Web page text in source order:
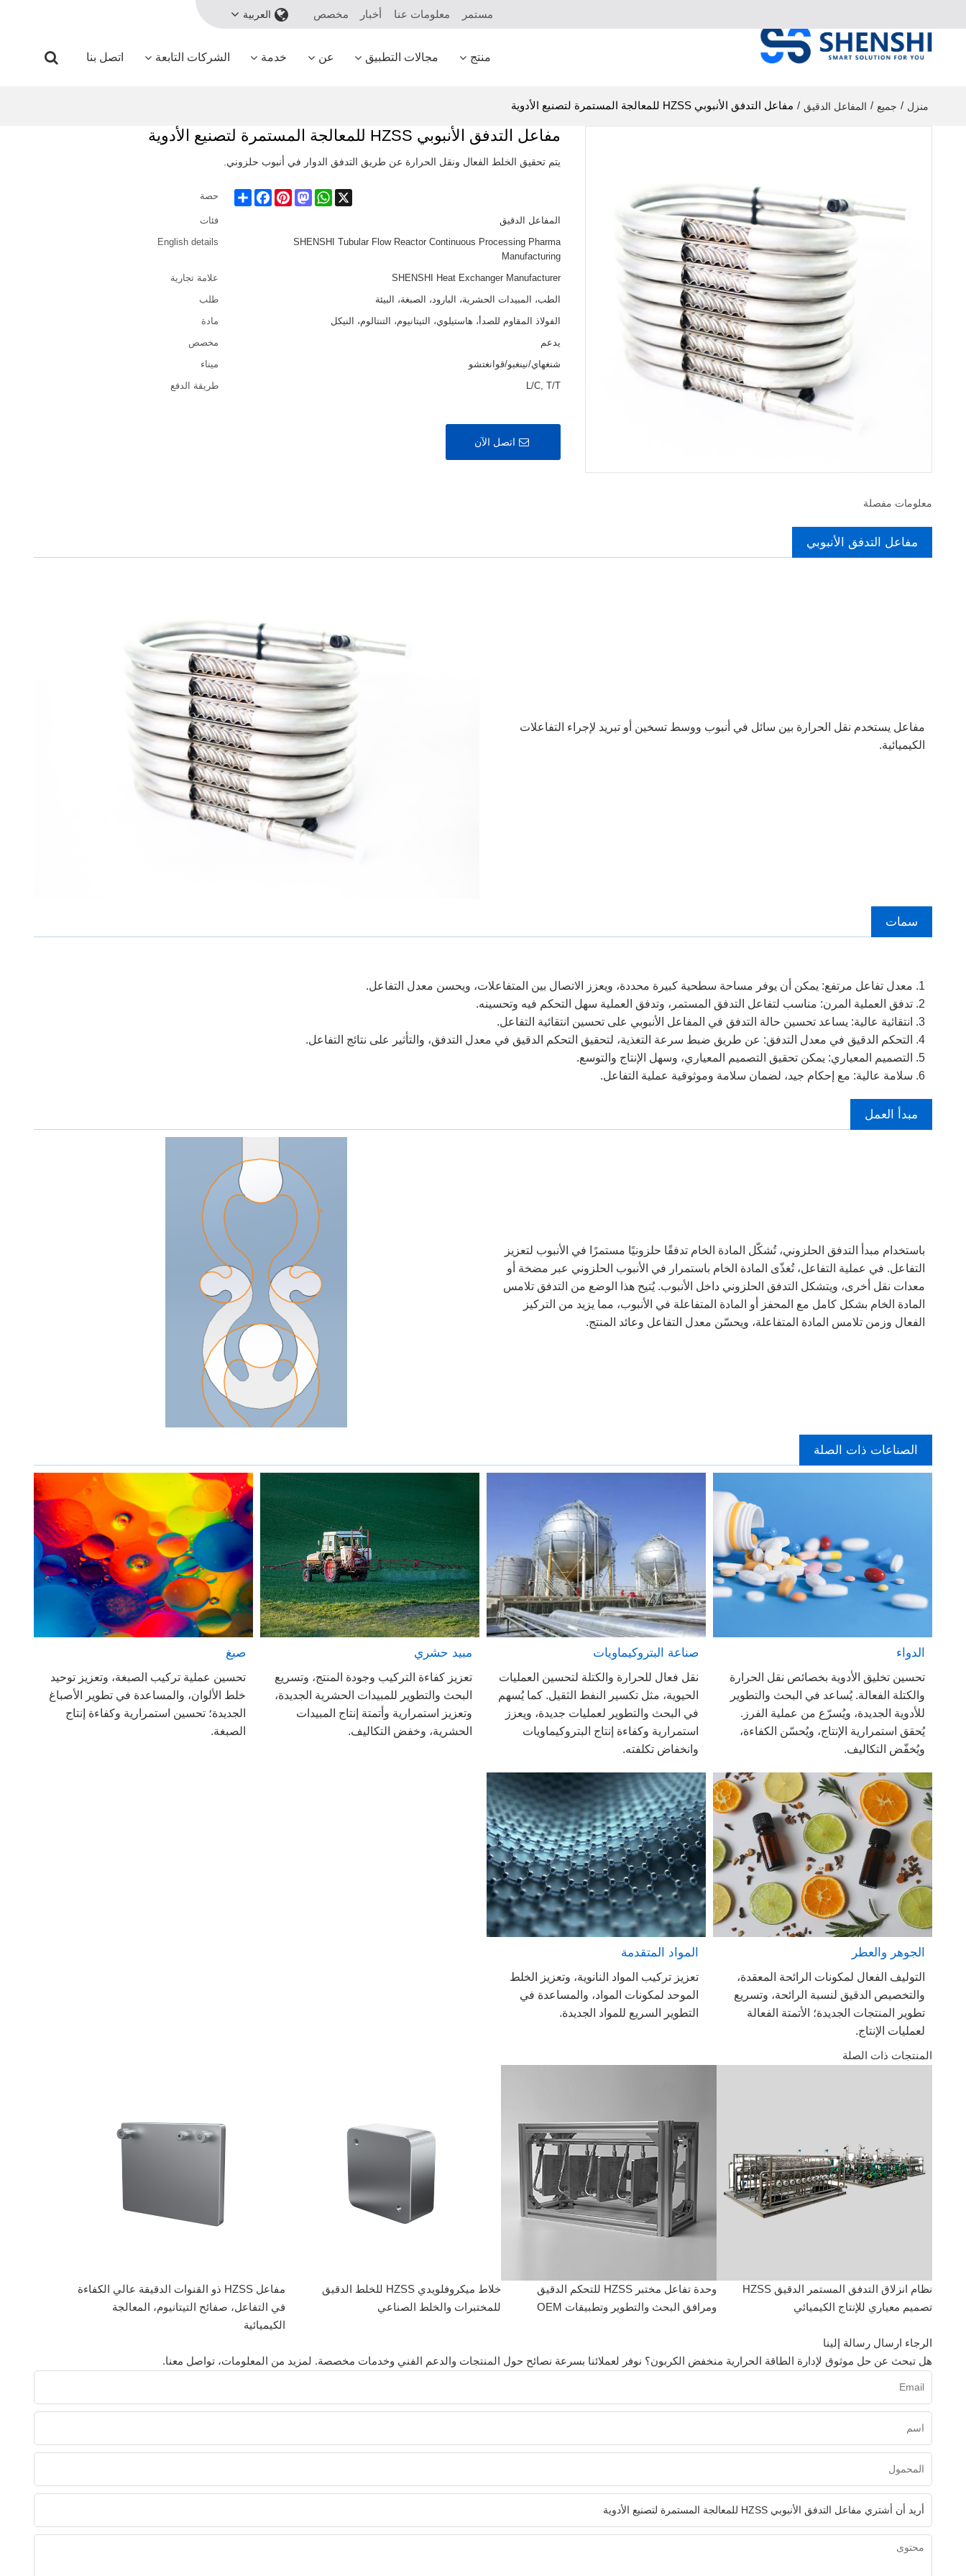
مستمر معلومات عنا أخبار مخصص العربية
منتج مجالات التطبيق عن خدمة الشركات التابعة اتصل بنا
منزل / جميع / المفاعل الدقيق / مفاعل التدفق الأنبوبي HZSS للمعالجة المستمرة لتصنيع الأدوية
مفاعل التدفق الأنبوبي HZSS للمعالجة المستمرة لتصنيع الأدوية
يتم تحقيق الخلط الفعال ونقل الحرارة عن طريق التدفق الدوار في أنبوب حلزوني.
حصة Share
FacebookPinterestMastodon
WhatsApp X
فئات
المفاعل الدقيق
English details
SHENSHI Tubular Flow Reactor Continuous Processing Pharma
Manufacturing
علامة تجارية
SHENSHI Heat Exchanger Manufacturer​
طلب
الطب، المبيدات الحشرية، البارود، الصبغة، البيئة
مادة
الفولاذ المقاوم للصدأ، هاستيلوي، التيتانيوم، التنتالوم، النيكل
مخصص
يدعم
ميناء
شنغهاي/نينغبو/قوانغتشو
طريقة الدفع
L/C, T/T
اتصل الآن
معلومات مفصلة
مفاعل التدفق الأنبوبي
مفاعل يستخدم نقل الحرارة بين سائل في أنبوب ووسط تسخين أو تبريد لإجراء التفاعلات
الكيميائية.
سمات
1. معدل تفاعل مرتفع: يمكن أن يوفر مساحة سطحية كبيرة محددة، ويعزز الاتصال بين المتفاعلات، ويحسن معدل التفاعل.
2. تدفق العملية المرن: مناسب لتفاعل التدفق المستمر، وتدفق العملية سهل التحكم فيه وتحسينه.
3. انتقائية عالية: يساعد تحسين حالة التدفق في المفاعل الأنبوبي على تحسين انتقائية التفاعل.
4. التحكم الدقيق في معدل التدفق: عن طريق ضبط سرعة التغذية، لتحقيق التحكم الدقيق في معدل التدفق، والتأثير على نتائج التفاعل.
5. التصميم المعياري: يمكن تحقيق التصميم المعياري، وسهل الإنتاج والتوسع.
6. سلامة عالية: مع إحكام جيد، لضمان سلامة وموثوقية عملية التفاعل.
مبدأ العمل
باستخدام مبدأ التدفق الحلزوني، تُشكّل المادة الخام تدفقًا حلزونيًا مستمرًا في الأنبوب لتعزيز
التفاعل. في عملية التفاعل، تُغذّى المادة الخام باستمرار في الأنبوب الحلزوني عبر مضخة أو
معدات نقل أخرى، ويتشكل التدفق الحلزوني داخل الأنبوب. يُتيح هذا الوضع من التدفق تلامس
المادة الخام بشكل كامل مع المحفز أو المادة المتفاعلة في الأنبوب، مما يزيد من التركيز
الفعال وزمن تلامس المادة المتفاعلة، ويحسّن معدل التفاعل وعائد المنتج.
الصناعات ذات الصلة
الدواء
تحسين تخليق الأدوية بخصائص نقل الحرارة
والكتلة الفعالة. يُساعد في البحث والتطوير
للأدوية الجديدة، ويُسرّع من عملية الفرز.
يُحقق استمرارية الإنتاج، ويُحسّن الكفاءة،
ويُخفّض التكاليف.
صناعة البتروكيماويات
نقل فعال للحرارة والكتلة لتحسين العمليات
الحيوية، مثل تكسير النفط الثقيل. كما يُسهم
في البحث والتطوير لعمليات جديدة، ويعزز
استمرارية وكفاءة إنتاج البتروكيماويات
وانخفاض تكلفته.
مبيد حشري
تعزيز كفاءة التركيب وجودة المنتج، وتسريع
البحث والتطوير للمبيدات الحشرية الجديدة،
وتعزيز استمرارية وأتمتة إنتاج المبيدات
الحشرية، وخفض التكاليف.
صبغ
تحسين عملية تركيب الصبغة، وتعزيز توحيد
خلط الألوان، والمساعدة في تطوير الأصباغ
الجديدة؛ تحسين استمرارية وكفاءة إنتاج
الصبغة.
الجوهر والعطر
التوليف الفعال لمكونات الرائحة المعقدة،
والتخصيص الدقيق لنسبة الرائحة، وتسريع
تطوير المنتجات الجديدة؛ الأتمتة الفعالة
لعمليات الإنتاج.
المواد المتقدمة
تعزيز تركيب المواد النانوية، وتعزيز الخلط
الموحد لمكونات المواد، والمساعدة في
التطوير السريع للمواد الجديدة.
المنتجات ذات الصلة
نظام انزلاق التدفق المستمر الدقيق HZSS
تصميم معياري للإنتاج الكيميائي
وحدة تفاعل مختبر HZSS للتحكم الدقيق
ومرافق البحث والتطوير وتطبيقات OEM
خلاط ميكروفلويدي HZSS للخلط الدقيق
للمختبرات والخلط الصناعي
مفاعل HZSS ذو القنوات الدقيقة عالي الكفاءة
في التفاعل، صفائح التيتانيوم، المعالجة
الكيميائية
الرجاء ارسال رسالة إلينا
هل تبحث عن حل موثوق لإدارة الطاقة الحرارية منخفض الكربون؟ نوفر لعملائنا بسرعة نصائح حول المنتجات والدعم الفني وخدمات مخصصة. لمزيد من المعلومات، تواصل معنا.